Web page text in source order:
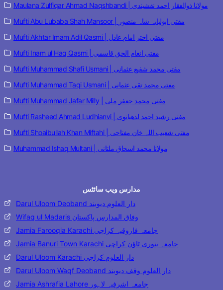
Maulana Zulfiqar Ahmad Naqshbandi | مولانا ذوالفقار احمد نقشبندی
Mufti Abu Lubaba Shah Mansoor | مفتی ابولبابہ شاہ منصور
Mufti Akhtar Imam Adil Qasmi | مفتی اختر امام عادل
Mufti Inam ul Haq Qasmi | مفتی انعام الحق قاسمی
Mufti Muhammad Shafi Usmani | مفتی محمد شفیع عثمانی
Mufti Muhammad Taqi Usmani | مفتی محمد تقی عثمانی
Mufti Muhammad Jafar Milly | مفتی محمد جعفر ملی
Mufti Rasheed Ahmad Ludhianvi | مفتی رشید احمد لدھیانوی
Mufti Shoaibullah Khan Miftahi | مفتی شعیب اللہ خان مفتاحی
Muhammad Ishaq Multani | مولانا محمد اسحاق ملتانی
مدارس ویب سائٹس
Darul Uloom Deoband دار العلوم دیوبند
Wifaq ul Madaris وفاق المدارس پاکستان
Jamia Farooqia Karachi جامعہ فاروقیہ کراچی
Jamia Banuri Town Karachi جامعہ بنوری ٹاؤن کراچی
Darul Uloom Karachi دار العلوم کراچی
Darul Uloom Waqf Deoband دار العلوم وقف دیوبند
Jamia Ashrafia Lahore جامعہ اشرفیہ لاہور